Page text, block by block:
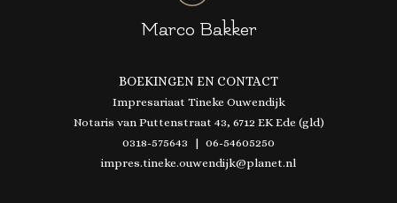
Marco Bakker
BOEKINGEN EN CONTACT
Impresariaat Tineke Ouwendijk
Notaris van Puttenstraat 43, 6712 EK Ede (gld)
0318-575643 | 06-54605250
impres.tineke.ouwendijk@planet.nl